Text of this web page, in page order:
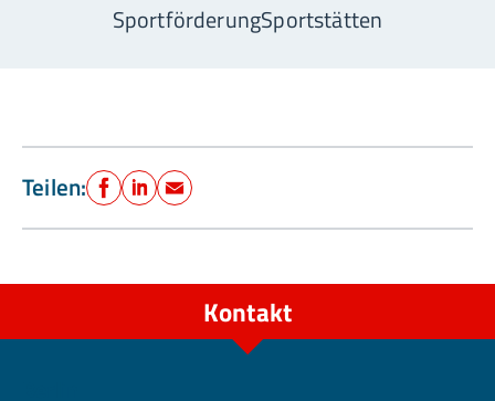
SportförderungSportstätten
Teilen: Facebook
LinkedIn
E-Mail
Kontakt